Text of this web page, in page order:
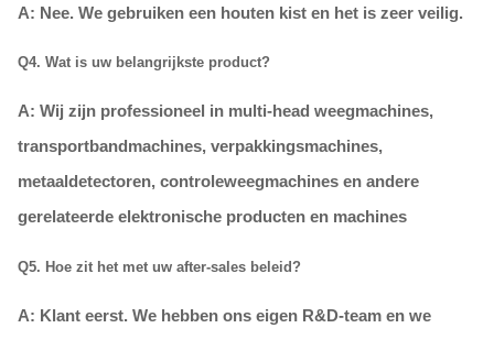
A: Nee. We gebruiken een houten kist en het is zeer veilig.
Q4. Wat is uw belangrijkste product?
A: Wij zijn professioneel in multi-head weegmachines,
transportbandmachines, verpakkingsmachines,
metaaldetectoren, controleweegmachines en andere
gerelateerde elektronische producten en machines
Q5. Hoe zit het met uw after-sales beleid?
A: Klant eerst. We hebben ons eigen R&D-team en we